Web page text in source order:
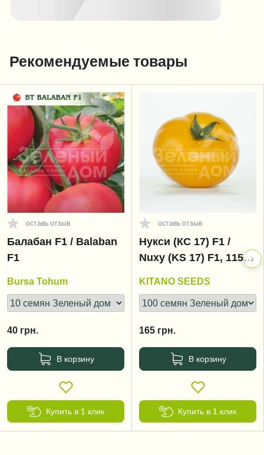
Рекомендуемые товары
оставь отзыв
Балабан F1 / Balaban
F1
Bursa Tohum
40 грн.
В корзину
Купить в 1 клик
оставь отзыв
Нукси (КС 17) F1 /
Nuxy (KS 17) F1, 115-
KITANO SEEDS
165 грн.
В корзину
Купить в 1 клик